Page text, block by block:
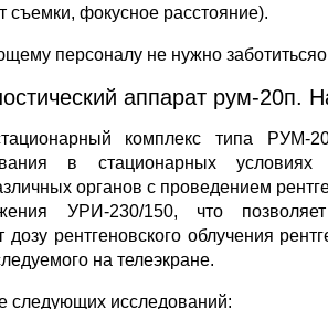
съемки, фокусное расстояние).
персоналу не нужно
аппарат рум-20п.
стационарный комплекс типа
в стационарных
органов с проведением
УРИ-230/150, что
рентгеновского облучения
на телеэкране.
следующих исследований: